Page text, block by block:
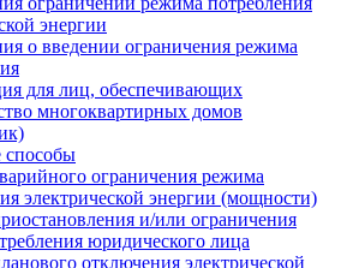
энергии
о введении ограничения режима
для лиц, обеспечивающих
многоквартирных домов
способы
ограничения режима
электрической энергии (мощности)
и/или ограничения
юридического лица
отключения электрической